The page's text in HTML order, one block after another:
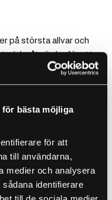
för bästa möjliga
för att
till användarna,
medier och analysera
identifierare
på största allvar och
åtgärder för att
inkluderar kryptering
för behörig personal,
för säker